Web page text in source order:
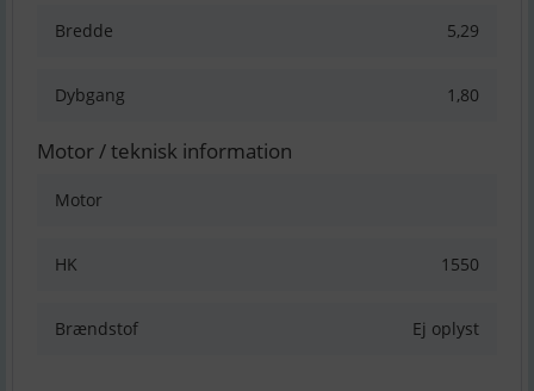
Bredde 5,29
Dybgang 1,80
Motor / teknisk information
Motor
HK 1550
Brændstof Ej oplyst